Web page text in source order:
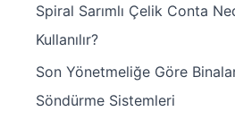
Spiral Sarımlı Çelik Conta
Kullanılır?
Son Yönetmeliğe Göre
Söndürme Sistemleri